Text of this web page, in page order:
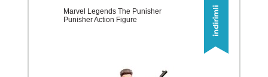
Marvel Legends The Punisher
Punisher Action Figure